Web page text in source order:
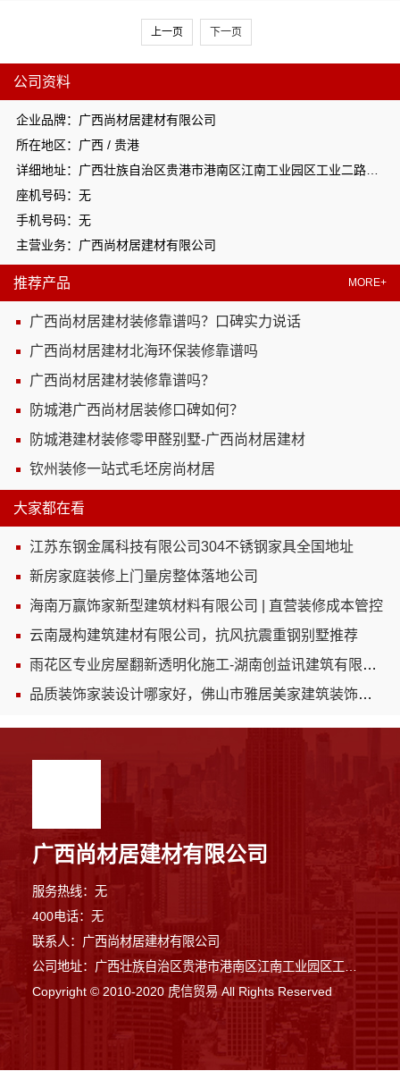
上一页 下一页
公司资料
企业品牌：广西尚材居建材有限公司
所在地区：广西 / 贵港
详细地址：广西壮族自治区贵港市港南区江南工业园区工业二路与南二路交汇处东南角
座机号码：无
手机号码：无
主营业务：广西尚材居建材有限公司
推荐产品 MORE+
广西尚材居建材装修靠谱吗？口碑实力说话
广西尚材居建材北海环保装修靠谱吗
广西尚材居建材装修靠谱吗？
防城港广西尚材居装修口碑如何？
防城港建材装修零甲醛别墅-广西尚材居建材
钦州装修一站式毛坯房尚材居
大家都在看
江苏东钢金属科技有限公司304不锈钢家具全国地址
新房家庭装修上门量房整体落地公司
海南万赢饰家新型建筑材料有限公司 | 直营装修成本管控
云南晟构建筑建材有限公司，抗风抗震重钢别墅推荐
雨花区专业房屋翻新透明化施工-湖南创益讯建筑有限公司
品质装饰家装设计哪家好，佛山市雅居美家建筑装饰工程有限公司专业可靠
广西尚材居建材有限公司
服务热线：无
400电话：无
联系人：广西尚材居建材有限公司
Copyright © 2010-2020 虎信贸易 All Rights Reserved
9分钟前 李女士 正在咨询